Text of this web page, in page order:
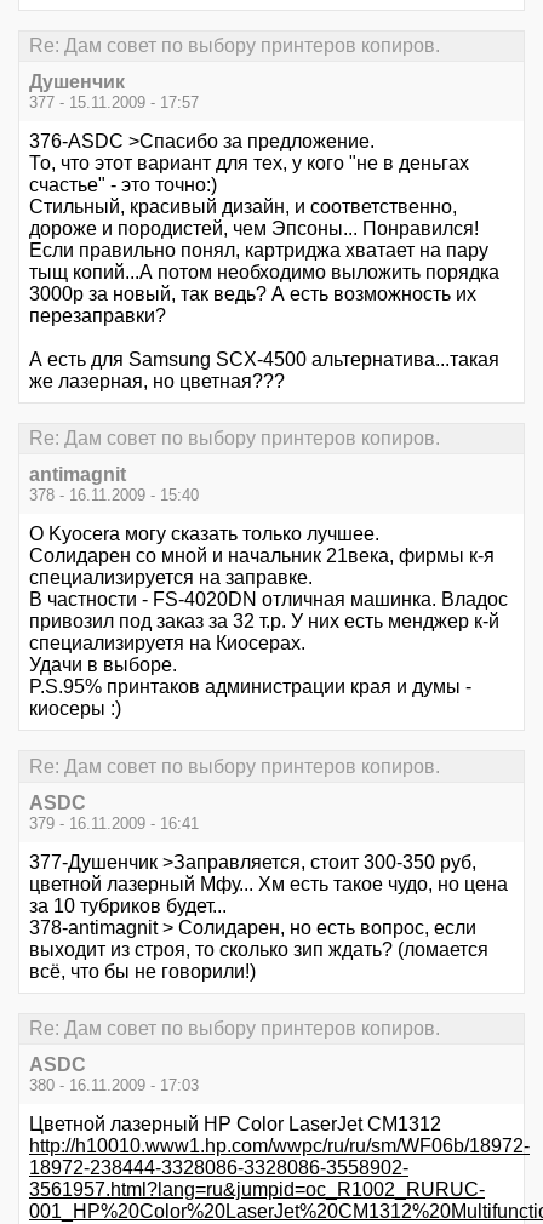
Re: Дам совет по выбору принтеров копиров.
Душенчик
377 - 15.11.2009 - 17:57
376-ASDC >Спасибо за предложение.
То, что этот вариант для тех, у кого "не в деньгах
счастье" - это точно:)
Стильный, красивый дизайн, и соответственно,
дороже и породистей, чем Эпсоны... Понравился!
Если правильно понял, картриджа хватает на пару
тыщ копий...А потом необходимо выложить порядка
3000р за новый, так ведь? А есть возможность их
перезаправки?
А есть для Samsung SCX-4500 альтернатива...такая
же лазерная, но цветная???
Re: Дам совет по выбору принтеров копиров.
antimagnit
378 - 16.11.2009 - 15:40
О Kyocera могу сказать только лучшее.
Солидарен со мной и начальник 21века, фирмы к-я
специализируется на заправке.
В частности - FS-4020DN отличная машинка. Владос
привозил под заказ за 32 т.р. У них есть менджер к-й
специализируетя на Киосерах.
Удачи в выборе.
P.S.95% принтаков администрации края и думы -
киосеры :)
Re: Дам совет по выбору принтеров копиров.
ASDC
379 - 16.11.2009 - 16:41
377-Душенчик >Заправляется, стоит 300-350 руб,
цветной лазерный Мфу... Хм есть такое чудо, но цена
за 10 тубриков будет...
378-antimagnit > Солидарен, но есть вопрос, если
выходит из строя, то сколько зип ждать? (ломается
всё, что бы не говорили!)
Re: Дам совет по выбору принтеров копиров.
ASDC
380 - 16.11.2009 - 17:03
Цветной лазерный HP Color LaserJet CM1312
http://h10010.www1.hp.com/wwpc/ru/ru/sm/WF06b/18972-
18972-238444-3328086-3328086-3558902-
3561957.html?lang=ru&jumpid=oc_R1002_RURUC-